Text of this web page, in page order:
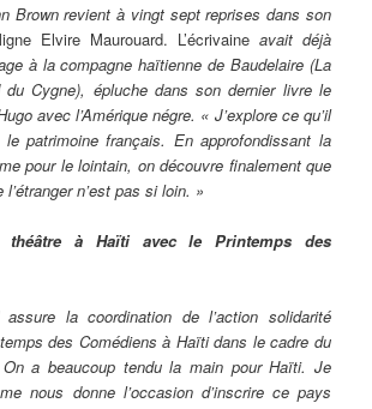
Brown revient à vingt sept reprises dans son
Elvire Maurouard. L’écrivaineavait déjà
à la compagne haïtienne de Baudelaire (La
du Cygne), épluche dans son dernier livre le
avec l’Amérique négre. « J’explore ce qu’il
patrimoine français. En approfondissant la
pour le lointain, on découvre finalement que
l’étranger n’est pas si loin. »
à Haïti avec le Printemps des
assure la coordination de l’action solidarité
des Comédiens à Haïti dans le cadre du
a beaucoup tendu la main pour Haïti. Je
nous donne l’occasion d’inscrire ce pays